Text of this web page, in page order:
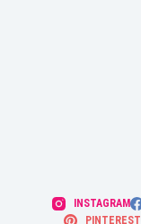
INSTAGRAM
PINTEREST